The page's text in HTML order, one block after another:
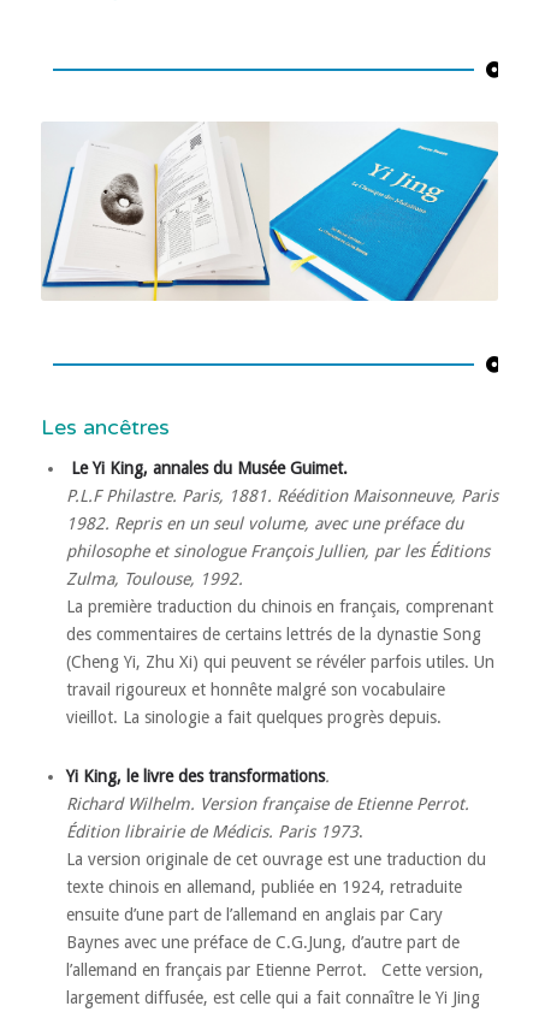
Les ancêtres
Le Yi King, annales du Musée Guimet.
P.L.F Philastre. Paris, 1881. Réédition Maisonneuve, Paris
1982. Repris en un seul volume, avec une préface du
philosophe et sinologue François Jullien, par les Éditions
Zulma, Toulouse, 1992.
La première traduction du chinois en français, comprenant
des commentaires de certains lettrés de la dynastie Song
(Cheng Yi, Zhu Xi) qui peuvent se révéler parfois utiles. Un
travail rigoureux et honnête malgré son vocabulaire
vieillot. La sinologie a fait quelques progrès depuis.
Yi King, le livre des transformations.
Richard Wilhelm. Version française de Etienne Perrot.
Édition librairie de Médicis. Paris 1973.
La version originale de cet ouvrage est une traduction du
texte chinois en allemand, publiée en 1924, retraduite
ensuite d’une part de l’allemand en anglais par Cary
Baynes avec une préface de C.G.Jung, d’autre part de
l’allemand en français par Etienne Perrot. Cette version,
largement diffusée, est celle qui a fait connaître le Yi Jing